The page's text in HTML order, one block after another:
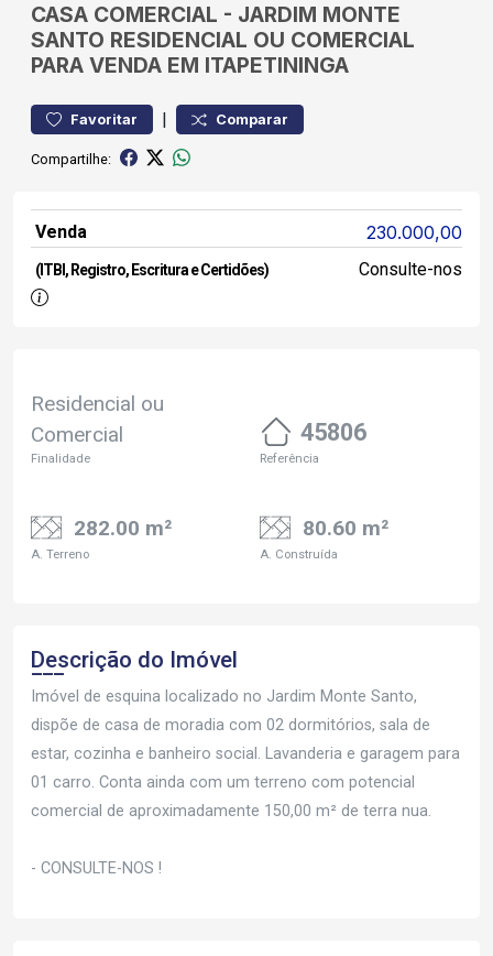
CASA COMERCIAL - JARDIM MONTE
SANTO RESIDENCIAL OU COMERCIAL
PARA VENDA EM ITAPETININGA
Favoritar | Comparar
Compartilhe:
Venda 230.000,00
(ITBI, Registro, Escritura e Certidões) Consulte-nos
Residencial ou
Comercial
Finalidade
45806
Referência
282.00 m²
A. Terreno
80.60 m²
A. Construída
Descrição do Imóvel
Imóvel de esquina localizado no Jardim Monte Santo,
dispõe de casa de moradia com 02 dormitórios, sala de
estar, cozinha e banheiro social. Lavanderia e garagem para
01 carro. Conta ainda com um terreno com potencial
comercial de aproximadamente 150,00 m² de terra nua.
- CONSULTE-NOS !